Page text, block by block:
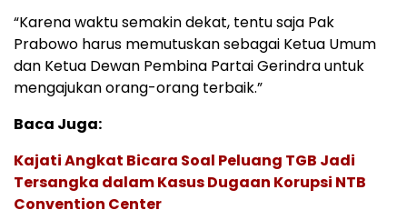
“Karena waktu semakin dekat, tentu saja Pak
Prabowo harus memutuskan sebagai Ketua Umum
dan Ketua Dewan Pembina Partai Gerindra untuk
mengajukan orang-orang terbaik.”
Baca Juga:
Kajati Angkat Bicara Soal Peluang TGB Jadi
Tersangka dalam Kasus Dugaan Korupsi NTB
Convention Center